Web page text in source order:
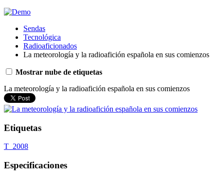
Sendas
Tecnológica
Radioaficionados
La meteorología y la radioafición española en sus comienzos
Mostrar nube de etiquetas
La meteorología y la radioafición española en sus comienzos
Etiquetas
T_2008
Especificaciones